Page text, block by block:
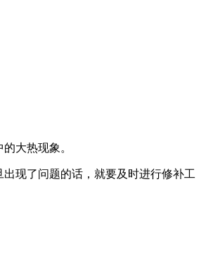
大热现象。
现了问题的话，就要及时进行修补工